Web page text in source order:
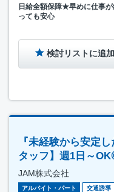
日給全額保障★早めに仕事
っても安心
検討リストに追加
『未経験から安定
タッフ】週1日～
JAM株式会社
アルバイト・パート 交通誘導